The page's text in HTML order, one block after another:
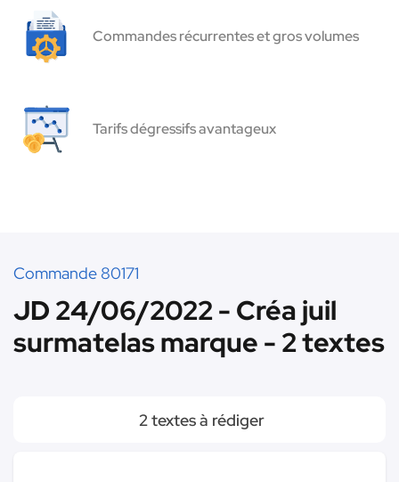
Commandes récurrentes et gros volumes
Tarifs dégressifs avantageux
Commande 80171
JD 24/06/2022 - Créa juil
surmatelas marque - 2 textes
2 textes à rédiger